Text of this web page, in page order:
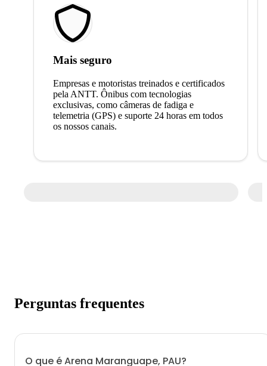
Mais seguro
Empresas e motoristas treinados e certificados
pela ANTT. Ônibus com tecnologias
exclusivas, como câmeras de fadiga e
telemetria (GPS) e suporte 24 horas em todos
os nossos canais.
Perguntas frequentes
O que é Arena Maranguape, PAU?